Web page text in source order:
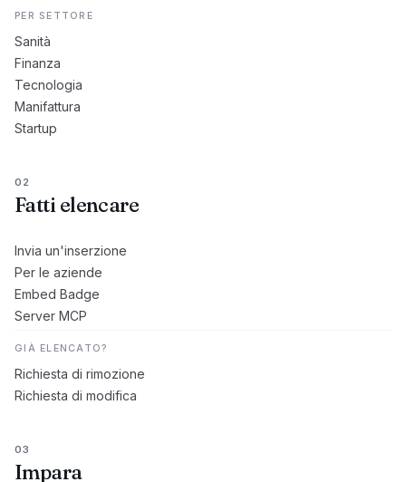
PER SETTORE
Sanità
Finanza
Tecnologia
Manifattura
Startup
02
Fatti elencare
Invia un'inserzione
Per le aziende
Embed Badge
Server MCP
GIÀ ELENCATO?
Richiesta di rimozione
Richiesta di modifica
03
Impara